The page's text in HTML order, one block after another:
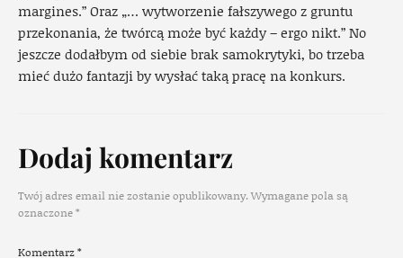
margines.” Oraz „… wytworzenie fałszywego z gruntu
przekonania, że twórcą może być każdy – ergo nikt.” No
jeszcze dodałbym od siebie brak samokrytyki, bo trzeba
mieć dużo fantazji by wysłać taką pracę na konkurs.
Dodaj komentarz
Twój adres email nie zostanie opublikowany.Wymagane pola są
oznaczone*
Komentarz*